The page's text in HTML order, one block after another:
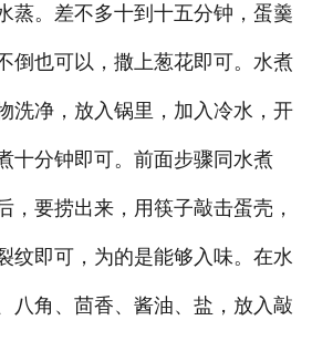
蒸。差不多十到十五分钟，蛋羹
倒也可以，撒上葱花即可。水煮
洗净，放入锅里，加入冷水，开
十分钟即可。前面步骤同水煮
，要捞出来，用筷子敲击蛋壳，
纹即可，为的是能够入味。在水
八角、茴香、酱油、盐，放入敲